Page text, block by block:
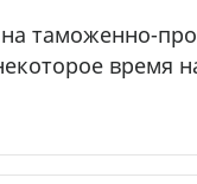
таможенно-
время